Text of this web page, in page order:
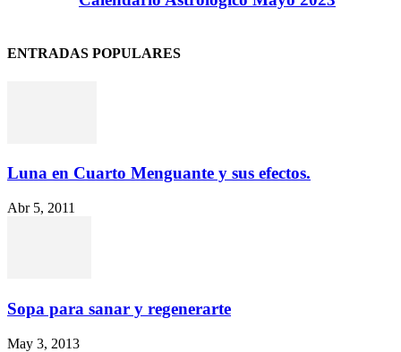
ENTRADAS POPULARES
Luna en Cuarto Menguante y sus efectos.
Abr 5, 2011
Sopa para sanar y regenerarte
May 3, 2013